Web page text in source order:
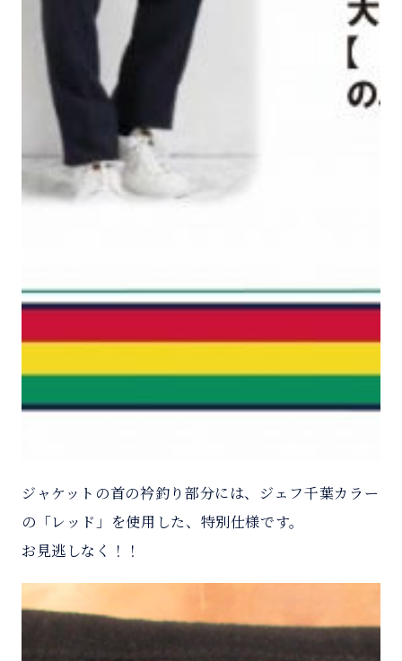
ジャケットの首の衿釣り部分には、ジェフ千葉カラー
の「レッド」を使用した、特別仕様です。
お見逃しなく！！